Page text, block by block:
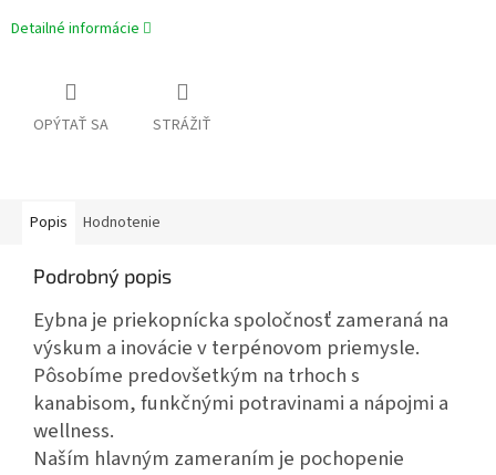
Detailné informácie
OPÝTAŤ SA STRÁŽIŤ
Popis Hodnotenie
Podrobný popis
Eybna je priekopnícka spoločnosť zameraná na
výskum a inovácie v terpénovom priemysle.
Pôsobíme predovšetkým na trhoch s
kanabisom, funkčnými potravinami a nápojmi a
wellness.
Naším hlavným zameraním je pochopenie